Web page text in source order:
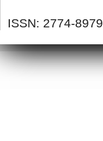
ISSN: 2774-8979